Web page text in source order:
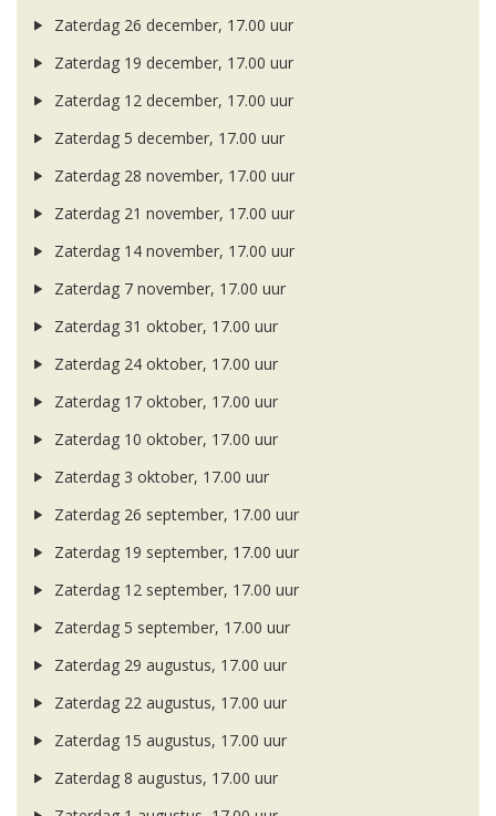
Zaterdag 26 december, 17.00 uur
Zaterdag 19 december, 17.00 uur
Zaterdag 12 december, 17.00 uur
Zaterdag 5 december, 17.00 uur
Zaterdag 28 november, 17.00 uur
Zaterdag 21 november, 17.00 uur
Zaterdag 14 november, 17.00 uur
Zaterdag 7 november, 17.00 uur
Zaterdag 31 oktober, 17.00 uur
Zaterdag 24 oktober, 17.00 uur
Zaterdag 17 oktober, 17.00 uur
Zaterdag 10 oktober, 17.00 uur
Zaterdag 3 oktober, 17.00 uur
Zaterdag 26 september, 17.00 uur
Zaterdag 19 september, 17.00 uur
Zaterdag 12 september, 17.00 uur
Zaterdag 5 september, 17.00 uur
Zaterdag 29 augustus, 17.00 uur
Zaterdag 22 augustus, 17.00 uur
Zaterdag 15 augustus, 17.00 uur
Zaterdag 8 augustus, 17.00 uur